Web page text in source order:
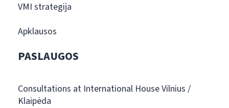
VMI strategija
Apklausos
PASLAUGOS
Consultations at International House Vilnius /
Klaipėda